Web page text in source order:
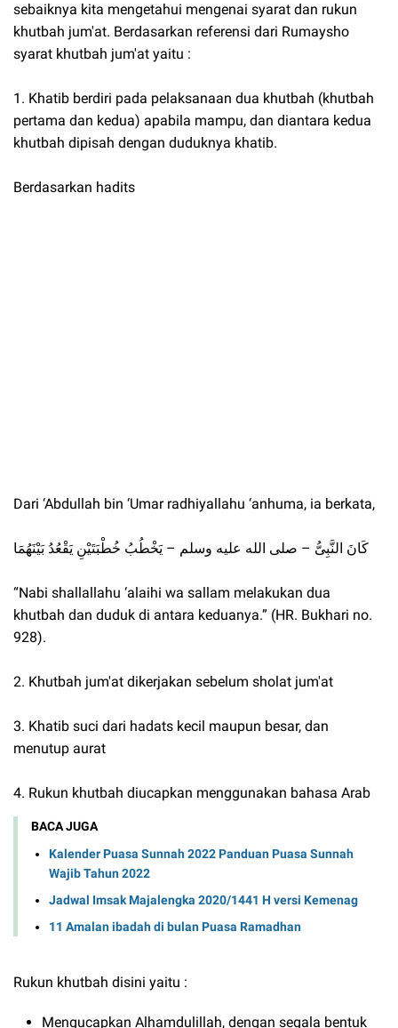
sebaiknya kita mengetahui mengenai syarat dan rukun
khutbah jum'at. Berdasarkan referensi dari Rumaysho
syarat khutbah jum'at yaitu :
1. Khatib berdiri pada pelaksanaan dua khutbah (khutbah
pertama dan kedua) apabila mampu, dan diantara kedua
khutbah dipisah dengan duduknya khatib.
Berdasarkan hadits
Dari ‘Abdullah bin ‘Umar radhiyallahu ‘anhuma, ia berkata,
كَانَ النَّبِىُّ – صلى الله عليه وسلم – يَخْطُبُ خُطْبَتَيْنِ يَقْعُدُ بَيْنَهُمَا
“Nabi shallallahu ‘alaihi wa sallam melakukan dua
khutbah dan duduk di antara keduanya.” (HR. Bukhari no.
928).
2. Khutbah jum'at dikerjakan sebelum sholat jum'at
3. Khatib suci dari hadats kecil maupun besar, dan
menutup aurat
4. Rukun khutbah diucapkan menggunakan bahasa Arab
BACA JUGA
Kalender Puasa Sunnah 2022 Panduan Puasa Sunnah
Wajib Tahun 2022
Jadwal Imsak Majalengka 2020/1441 H versi Kemenag
11 Amalan ibadah di bulan Puasa Ramadhan
Rukun khutbah disini yaitu :
Mengucapkan Alhamdulillah, dengan segala bentuk